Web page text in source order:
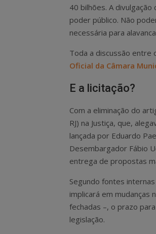
40 bilhões. A
poder público. Não
necessária para
Toda a discussão entre
Oficial da Câmara
E a licitação?
Com a eliminação do
RJ) na Justiça, que,
lançada por Eduardo
Desembargador Fábio
entrega de propostas
Segundo fontes
implicará em mudanças
fechadas –, o prazo
legislação.